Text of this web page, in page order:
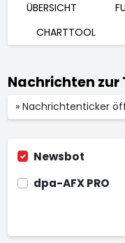
ÜBERSICHT
CHARTTOOL
Nachrichten zur
» Nachrichtenticker
Newsbot
dpa-AFX PRO